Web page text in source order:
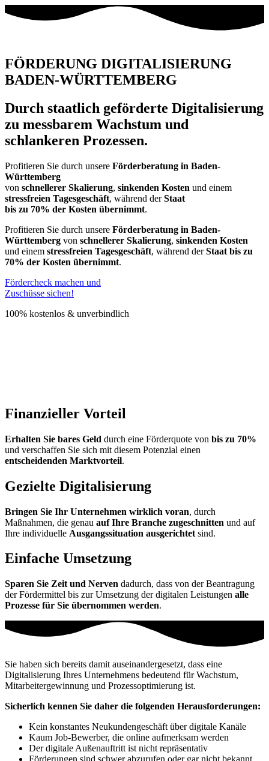
FÖRDERUNG DIGITALISIERUNG
BADEN-WÜRTTEMBERG
Durch staatlich geförderte Digitalisierung
zu messbarem Wachstum und
schlankeren Prozessen.
Profitieren Sie durch unsere Förderberatung in Baden-
Württemberg
von schnellerer Skalierung, sinkenden Kosten und einem
stressfreien Tagesgeschäft, während derStaat
bis zu 70% der Kosten übernimmt.
Profitieren Sie durch unsere Förderberatung in Baden-
Württemberg von schnellerer Skalierung, sinkenden Kosten
und einem stressfreien Tagesgeschäft, während derStaat bis zu
70% der Kosten übernimmt.
Fördercheck machen und
Zuschüsse sichen!
100% kostenlos & unverbindlich
Finanzieller Vorteil
Erhalten Sie bares Geld durch eine Förderquote von bis zu 70%
und verschaffen Sie sich mit diesem Potenzial einen
entscheidenden Marktvorteil.
Gezielte Digitalisierung
Bringen Sie Ihr Unternehmen wirklich voran, durch
Maßnahmen, die genau auf Ihre Branche zugeschnitten und auf
Ihre individuelle Ausgangssituation ausgerichtet sind.
Einfache Umsetzung
Sparen Sie Zeit und Nerven dadurch, dass von der Beantragung
der Fördermittel bis zur Umsetzung der digitalen Leistungen alle
Prozesse für Sie übernommen werden.
Sie haben sich bereits damit auseinandergesetzt, dass eine
Digitalisierung Ihres Unternehmens bedeutend für Wachstum,
Mitarbeitergewinnung und Prozessoptimierung ist.
Sicherlich kennen Sie daher die folgenden Herausforderungen:
Kein konstantes Neukundengeschäft über digitale Kanäle
Kaum Job-Bewerber, die online aufmerksam werden
Der digitale Außenauftritt ist nicht repräsentativ
Förderungen sind schwer abzurufen oder gar nicht bekannt